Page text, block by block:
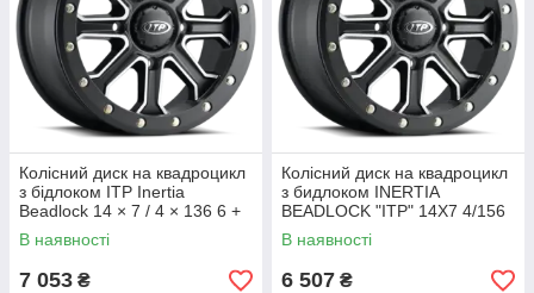
Колісний диск на квадроцикл
з бідлоком ITP Inertia
Beadlock 14 × 7 / 4 × 136 6 +
1 ( +50 mm) /1422524727B
ALUG14#18BX
В наявності
7 053 ₴
Колісний диск на квадроцикл
з бидлоком INERTIA
BEADLOCK "ІТР" 14X7 4/156
5+2 (+40mm) 1422526727B
ALUG
В наявності
6 507 ₴